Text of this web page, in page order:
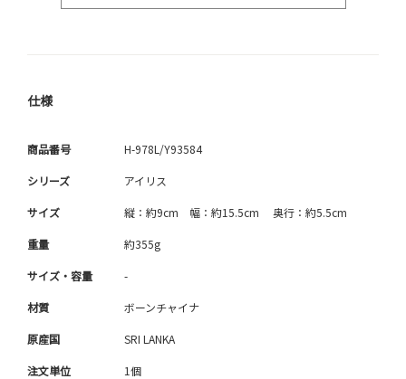
仕様
商品番号 H-978L/Y93584
シリーズ アイリス
サイズ 縦：約9cm 幅：約15.5cm 奥行：約5.5cm
重量 約355g
サイズ・容量 -
材質 ボーンチャイナ
原産国 SRI LANKA
注文単位 1個